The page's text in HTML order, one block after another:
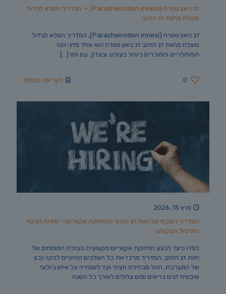
דג ניאון טטרה (Paracheirodon innesi) — המדריך המלא לגידול
מוצלח מחוות דג הזהב
דג ניאון טטרה (Paracheirodon innesi), המדריך המלא לגידול
מוצלח מחוות דג הזהב דג ניאון טטרה הוא אחד מדגי הנוי
הפופולריים והמוכרים ביותר בעולם, ובצדק. עם פס […]
0 לקריאה נוספת
מרץ 15, 2026
המדריך המקיף של חוות דג הזהב לתחזוקת אקווריום – סודות הניקוי
והטיפול המקצועי
למדו כיצד לבצע תחזוקת אקווריום מקצועית בעזרת המומחים של
חוות דג הזהב. המדריך מרכז את כל השלבים החיוניים לניקוי נכון
של המערכת, החל מבחירת הציוד ועד לשמירה על איזון ביולוגי
שיבטיח דגים בריאים ומים צלולים לאורך כל השנה.